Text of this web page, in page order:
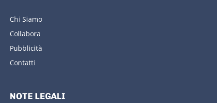
Chi Siamo
Collabora
Pubblicità
Contatti
NOTE LEGALI